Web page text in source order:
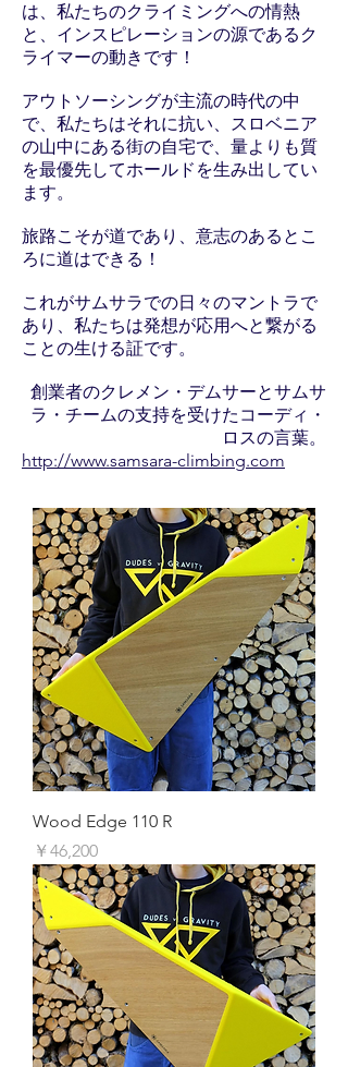
は、私たちのクライミングへの情熱
と、インスピレーションの源であるク
ライマーの動きです！
アウトソーシングが主流の時代の中
で、私たちはそれに抗い、スロベニア
の山中にある街の自宅で、量よりも質
を最優先してホールドを生み出してい
ます。
旅路こそが道であり、意志のあるとこ
ろに道はできる！
これがサムサラでの日々のマントラで
あり、私たちは発想が応用へと繋がる
ことの生ける証です。
創業者のクレメン・デムサーとサムサ
ラ・チームの支持を受けたコーディ・
ロスの言葉。
http://www.samsara-climbing.com
Wood Edge 110 R
価格
￥46,200